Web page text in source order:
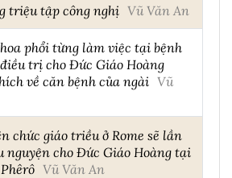
triệu tập công nghị Vũ Văn An
phổi từng làm việc tại bệnh
trị cho Đức Giáo Hoàng
về căn bệnh của ngài Vũ
chức giáo triều ở Rome sẽ lần
nguyện cho Đức Giáo Hoàng tại
Vũ Văn An